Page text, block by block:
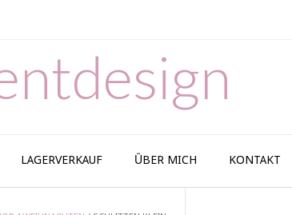
LAGERVERKAUF ÜBER MICH KONTAKT